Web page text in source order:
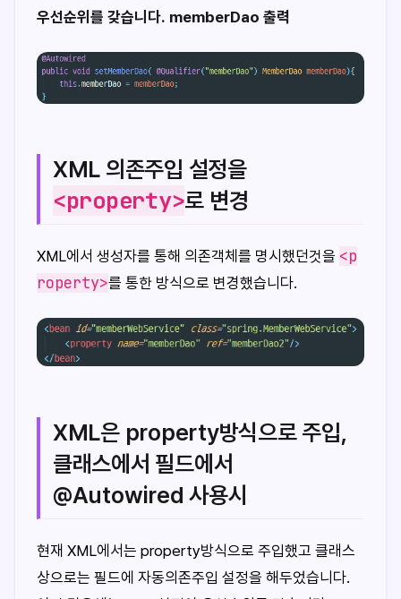
우선순위를 갖습니다. memberDao 출력
XML 의존주입 설정을
<property>로 변경
XML에서 생성자를 통해 의존객체를 명시했던것을 <p
roperty>를 통한 방식으로 변경했습니다.
XML은 property방식으로 주입,
클래스에서 필드에서
@Autowired 사용시
현재 XML에서는 property방식으로 주입했고 클래스
상으로는 필드에 자동의존주입 설정을 해두었습니다.